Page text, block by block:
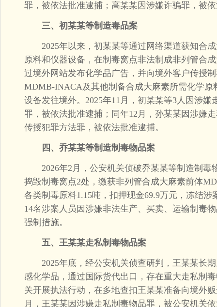
罪，被依法批准逮捕；高某某因涉嫌诈骗罪，被
三、初某某等制造毒品案
2025年以来，初某某等通过网络渠道获知合成
原料和仪器设备，在制毒窝点非法制成非列管合
过境外网站发布化学品广告，并向境外客户传授
MDMB-INACA及其他制备合成大麻素所需化学原
设备发往境外。2025年11月，初某某等3人因涉
罪，被依法批准逮捕；同年12月，孙某某因涉嫌
传授犯罪方法罪，被依法批准逮捕。
四、乔某某等制造制毒物品案
2026年2月，公安机关侦破乔某某等制造制毒
捣毁制毒窝点2处，缴获非列管合成大麻素前体
各类制毒原料1.15吨，扣押现金69.9万元，冻结
14名涉案人员因涉嫌非法生产、买卖、运输制毒
强制措施。
五、王某某走私制毒物品案
2025年底，经公安机关侦查研判，王某某长期
感化学品，通过国际货代出口，存在重大走私制
关开展执法行动，在多地查扣王某某准备向境外
月，王某某因涉嫌走私制毒物品罪，被公安机关